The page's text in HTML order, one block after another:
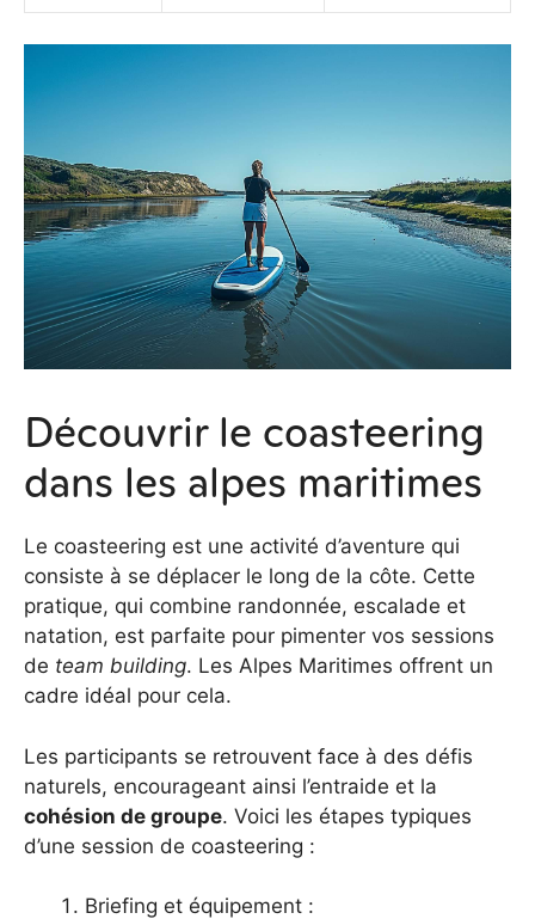
Découvrir le coasteering
dans les alpes maritimes
Le coasteering est une activité d’aventure qui
consiste à se déplacer le long de la côte. Cette
pratique, qui combine randonnée, escalade et
natation, est parfaite pour pimenter vos sessions
de team building. Les Alpes Maritimes offrent un
cadre idéal pour cela.
Les participants se retrouvent face à des défis
naturels, encourageant ainsi l’entraide et la
cohésion de groupe. Voici les étapes typiques
d’une session de coasteering :
Briefing et équipement :